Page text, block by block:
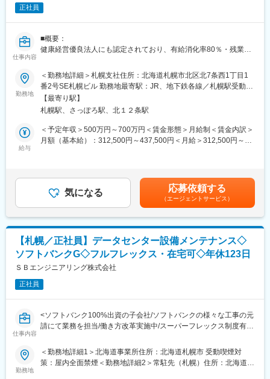
■出張について
費などは会社負担です。
・経営層に近い距離で企業経営に深く関与できる
→単なる経理実務ではなく、財務分析や経営戦略の提案を通じ
て、経営層の意思決定を支える中核ポジションです。
→現執行役員兼部長の後任採用のため、将来的には経理部門を統
括し、財務戦略をリードする重要な役割を担えます。
ど、会社の成長基盤づくりに主体的に関与できます。
■組織情報：
・札幌：正社員1名、契約社員1名、派遣社員1名
・中標津：正社員1名、契約社員1名
変更の範囲：会社の定める業務
正社員
仕事内容
■概要：
健康経営優良法人にも認定されており、有給消化率80％・残業少
■募集背景：
現在、実務は安定稼働していますが、組織を牽引するリーダーが
不在です。将来の分社化等も見据え、データ一元管理体制の構築
など「攻めのIT」を担える方を求めています。
■仕事の内容：
管理本部にて、社内DX推進のリードおよび情報システムチームの
■業務詳細：
・社内DXの企画・推進（電子契約、顧客・案件管理システムの導
・社内インフラ管理（PC、NW、サーバー、AD管理、セキュリテ
ィ対策等）
・SFA（営業支援システム）やCRM（顧客関係管理）の導入
■配属先情報：
※メンバーは3名（男性）です。
※社歴の長いベテランや派遣スタッフが在籍しており、ルーティ
■働き方：
勤務地
＜勤務地詳細＞札幌支社住所：北海道札幌市北区北7条西1丁目1
番2号SE札幌ビル 勤務地最寄駅：JR、地下鉄各線／札幌駅受動喫
煙対策：屋内全面禁煙変更の範囲：会社の定める事業所
【最寄り駅】
札幌駅、さっぽろ駅、北１２条駅
給与
＜予定年収＞500万円～700万円＜賃金形態＞月給制＜賃金内訳＞
月額（基本給）：312,500円～437,500円＜月給＞312,500円～
支給中）・資格手当賃金はあくまでも目安の金額であり、選考を
通じて上下する可能性があります。月給(月額)は固定手当を含めた
気になる 応募依頼する
（エージェントサービス）
【札幌／正社員】データセンター設備メンテナンス◇
ソフトバンクG◇フルフレックス・在宅可◇年休123日
ＳＢエンジニアリング株式会社
正社員
仕事内容
<ソフトバンク100%出資の子会社/ソフトバンクの様々な工事の元
請にて業務を担当/働き方改革実施中/スーパーフレックス制度有/
■募集ポジション：
北海道エリア内に数ヶ所あるネットワークセンター及びデータセ
勤務地
＜勤務地詳細1＞北海道事業所住所：北海道札幌市 受動喫煙対
策：屋内全面禁煙＜勤務地詳細2＞常駐先（札幌）住所：北海道札